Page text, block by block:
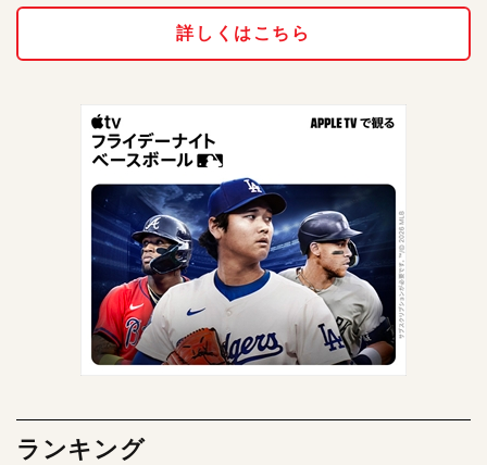
詳しくはこちら
ランキング